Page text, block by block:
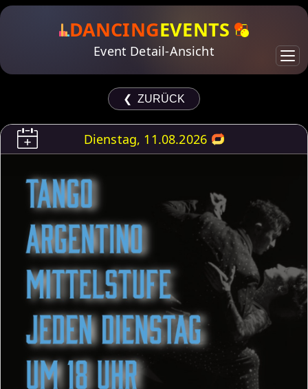
DANCINGEVENTS
Event Detail-Ansicht
❮ ZURÜCK
Dienstag, 11.08.2026